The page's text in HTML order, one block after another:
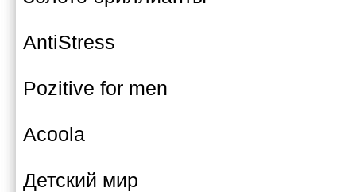
AntiStress
Pozitive for men
Acoola
Детский мир